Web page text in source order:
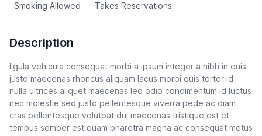
Smoking Allowed
Takes Reservations
Description
ligula vehicula consequat morbi a ipsum integer a nibh in quis
justo maecenas rhoncus aliquam lacus morbi quis tortor id
nulla ultrices aliquet maecenas leo odio condimentum id luctus
nec molestie sed justo pellentesque viverra pede ac diam
cras pellentesque volutpat dui maecenas tristique est et
tempus semper est quam pharetra magna ac consequat metus